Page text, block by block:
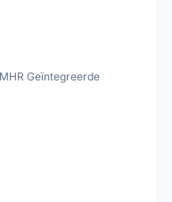
Geïntegreerde